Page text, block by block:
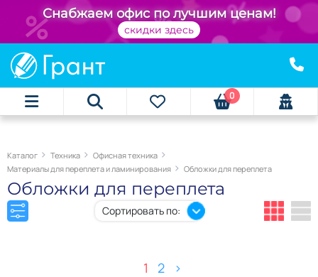
Снабжаем офис по лучшим ценам!
скидки здесь
0
Каталог Техника
Офисная техника
Материалы для переплета и ламинирования
Обложки для переплета
Обложки для переплета
Сортировать по:
1 2 >